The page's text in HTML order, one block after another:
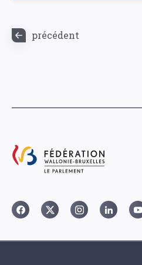
précédent